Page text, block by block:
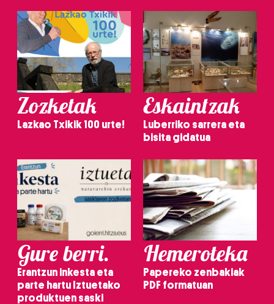
Zozketak
Lazkao Txikik 100 urte!
Eskaintzak
Luberriko sarrera eta
bisita gidatua
Gure berri.
Erantzun inkesta eta
parte hartu Iztuetako
produktuen saski
Hemeroteka
Papereko zenbakiak
PDF formatuan